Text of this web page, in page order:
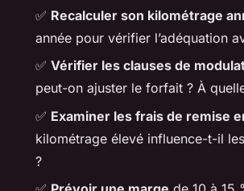
✅ Recalculer son kilométrage
année pour vérifier l’adéquation
✅ Vérifier les clauses de
peut-on ajuster le forfait ? À
✅ Examiner les frais de remise
kilométrage élevé influence-t-il
?